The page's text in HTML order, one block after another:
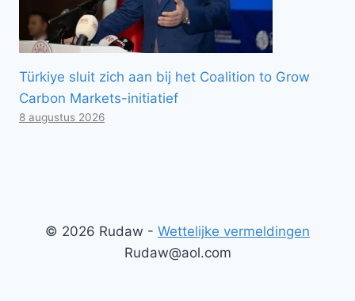
Türkiye sluit zich aan bij het Coalition to Grow
Carbon Markets-initiatief
8 augustus 2026
© 2026 Rudaw - Wettelijke vermeldingen
Rudaw@aol.com